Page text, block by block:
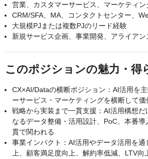
営業、カスタマーサービス、マーケティ
CRM/SFA、MA、コンタクトセンター、
大規模PJまたは複数PJのリード経験
新規サービス企画、事業開発、アライア
このポジションの魅力・得
CX×AI/Dataの横断ポジション：AI活用を
ーサービス・マーケティングを横断して価
戦略から実装まで一貫支援：AI活用構想だ
なるデータ整備・活用設計、PoC、本番導
貫で関われる
事業インパクト：AI活用やデータ活用を通
上、顧客満足度向上、解約率低減、LTV